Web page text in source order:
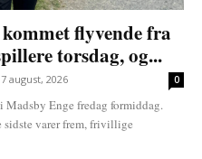
flyvende fra
torsdag, og...
7 august, 2026 0
Enge fredag formiddag.
sidste varer frem, frivillige